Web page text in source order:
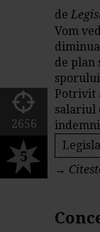
de
Vom
de plan
Potrivit
salariul
→
2656
5